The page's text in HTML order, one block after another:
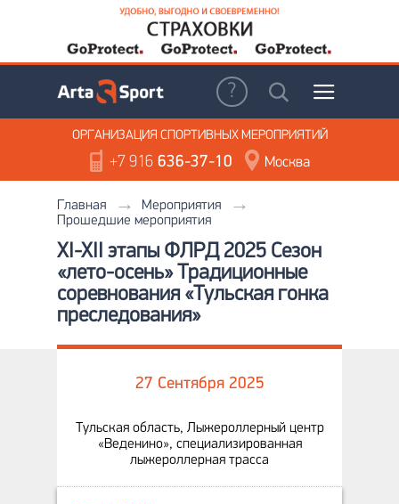
ОРГАНИЗАЦИЯ СПОРТИВНЫХ МЕРОПРИЯТИЙ
+7 916636-37-10 Москва
Главная
Мероприятия
Прошедшие мероприятия
XI-XII этапы ФЛРД 2025 Сезон
«лето-осень» Традиционные
соревнования «Тульская гонка
преследования»
27 Сентября 2025
Тульская область, Лыжероллерный центр
«Веденино», специализированная
лыжероллерная трасса